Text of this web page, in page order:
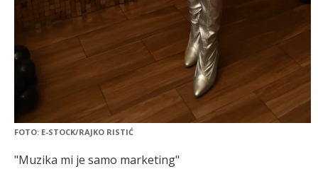
FOTO: E-STOCK/RAJKO RISTIĆ
"Muzika mi je samo marketing"